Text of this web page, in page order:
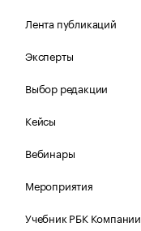
Лента публикаций
Эксперты
Выбор редакции
Кейсы
Вебинары
Мероприятия
Учебник РБК Компании